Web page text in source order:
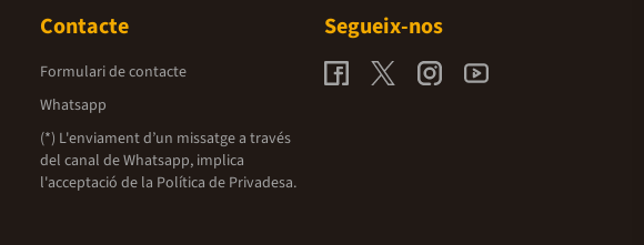
Contacte
Formulari de contacte
Whatsapp
(*) L'enviament d’un missatge a través
del canal de Whatsapp, implica
l'acceptació de la Política de Privadesa.
Segueix-nos